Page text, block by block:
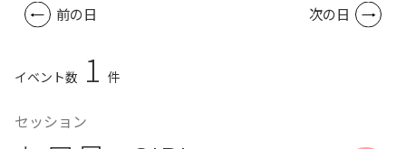
前の日 次の日
イベント数 1 件
セッション